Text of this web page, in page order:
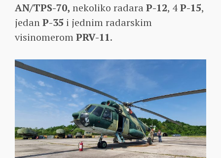
AN/TPS-70, nekoliko radara P-12, 4P-15,
jedanP-35 i jednim radarskim
visinomeromPRV-11.